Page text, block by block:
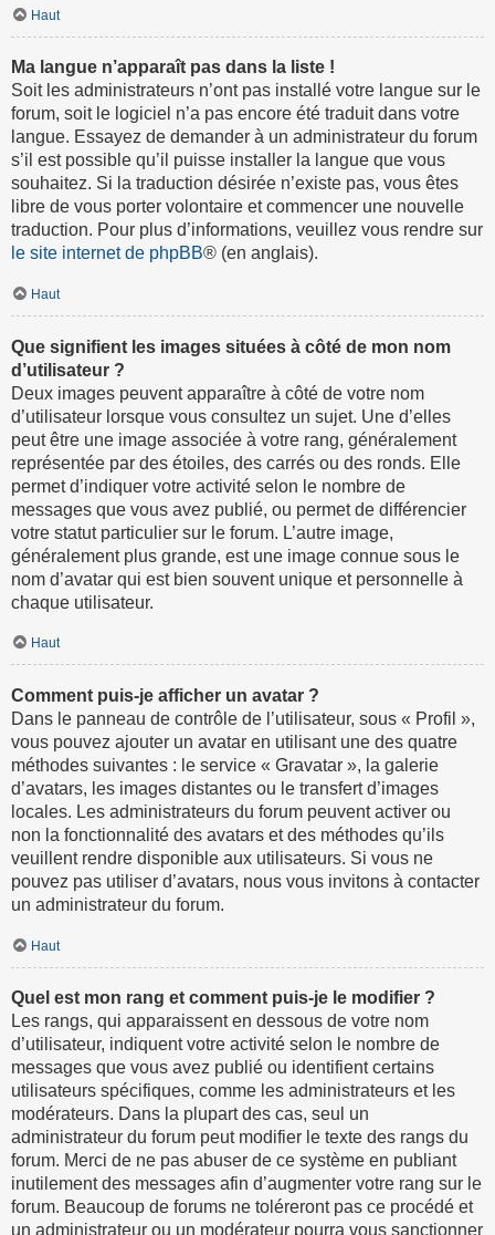
Haut
Ma langue n’apparaît pas dans la liste !
Soit les administrateurs n’ont pas installé votre langue sur le
forum, soit le logiciel n’a pas encore été traduit dans votre
langue. Essayez de demander à un administrateur du forum
s’il est possible qu’il puisse installer la langue que vous
souhaitez. Si la traduction désirée n’existe pas, vous êtes
libre de vous porter volontaire et commencer une nouvelle
traduction. Pour plus d’informations, veuillez vous rendre sur
le site internet de phpBB® (en anglais).
Haut
Que signifient les images situées à côté de mon nom
d’utilisateur ?
Deux images peuvent apparaître à côté de votre nom
d’utilisateur lorsque vous consultez un sujet. Une d’elles
peut être une image associée à votre rang, généralement
représentée par des étoiles, des carrés ou des ronds. Elle
permet d’indiquer votre activité selon le nombre de
messages que vous avez publié, ou permet de différencier
votre statut particulier sur le forum. L’autre image,
généralement plus grande, est une image connue sous le
nom d’avatar qui est bien souvent unique et personnelle à
chaque utilisateur.
Haut
Comment puis-je afficher un avatar ?
Dans le panneau de contrôle de l’utilisateur, sous « Profil »,
vous pouvez ajouter un avatar en utilisant une des quatre
méthodes suivantes : le service « Gravatar », la galerie
d’avatars, les images distantes ou le transfert d’images
locales. Les administrateurs du forum peuvent activer ou
non la fonctionnalité des avatars et des méthodes qu’ils
veuillent rendre disponible aux utilisateurs. Si vous ne
pouvez pas utiliser d’avatars, nous vous invitons à contacter
un administrateur du forum.
Haut
Quel est mon rang et comment puis-je le modifier ?
Les rangs, qui apparaissent en dessous de votre nom
d’utilisateur, indiquent votre activité selon le nombre de
messages que vous avez publié ou identifient certains
utilisateurs spécifiques, comme les administrateurs et les
modérateurs. Dans la plupart des cas, seul un
administrateur du forum peut modifier le texte des rangs du
forum. Merci de ne pas abuser de ce système en publiant
inutilement des messages afin d’augmenter votre rang sur le
forum. Beaucoup de forums ne toléreront pas ce procédé et
un administrateur ou un modérateur pourra vous sanctionner